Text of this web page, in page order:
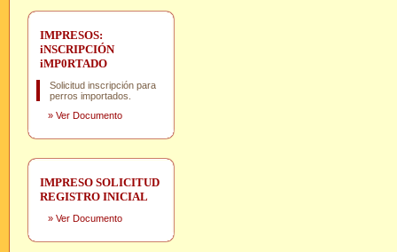
IMPRESOS:
iNSCRIPCIÓN
iMP0RTADO
Solicitud inscripción para
perros importados.
» Ver Documento
IMPRESO SOLICITUD
REGISTRO INICIAL
» Ver Documento